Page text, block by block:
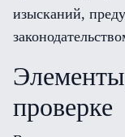
изысканий,
проверке